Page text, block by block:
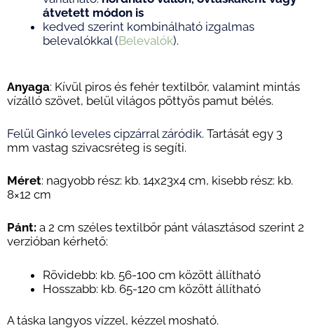
átvetett módon is
kedved szerint kombinálható izgalmas
belevalókkal (Belevalók).
Anyaga: Kívül piros és fehér textilbőr, valamint mintás
vízálló szövet, belül világos pöttyös pamut bélés.
Felül Ginkó leveles cipzárral záródik. Tartását egy 3
mm vastag szivacsréteg is segíti.
Méret: nagyobb rész: kb. 14x23x4 cm, kisebb rész: kb.
8×12 cm
Pánt: a 2 cm széles textilbőr pánt választásod szerint 2
verzióban kérhető:
Rövidebb: kb. 56-100 cm között állítható
Hosszabb: kb. 65-120 cm között állítható
A táska langyos vízzel, kézzel mosható.